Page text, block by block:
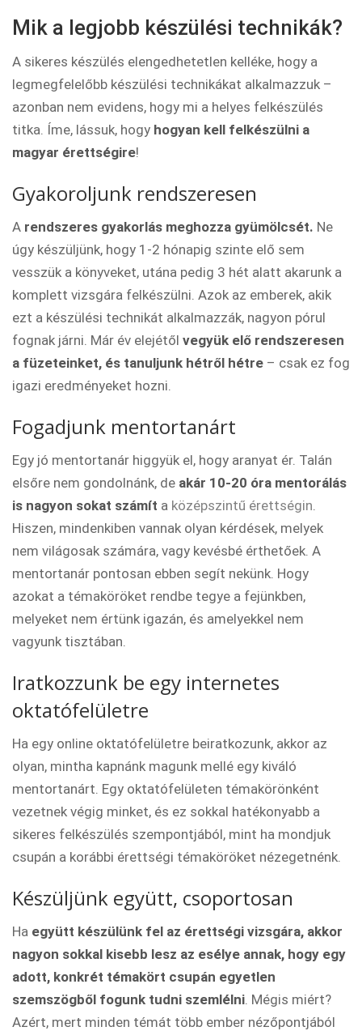
Mik a legjobb készülési technikák?
A sikeres készülés elengedhetetlen kelléke, hogy a
legmegfelelőbb készülési technikákat alkalmazzuk –
azonban nem evidens, hogy mi a helyes felkészülés
titka. Íme, lássuk, hogy hogyan kell felkészülni a
magyar érettségire!
Gyakoroljunk rendszeresen
A rendszeres gyakorlás meghozza gyümölcsét. Ne
úgy készüljünk, hogy 1-2 hónapig szinte elő sem
vesszük a könyveket, utána pedig 3 hét alatt akarunk a
komplett vizsgára felkészülni. Azok az emberek, akik
ezt a készülési technikát alkalmazzák, nagyon pórul
fognak járni. Már év elejétől vegyük elő rendszeresen
a füzeteinket, és tanuljunk hétről hétre – csak ez fog
igazi eredményeket hozni.
Fogadjunk mentortanárt
Egy jó mentortanár higgyük el, hogy aranyat ér. Talán
elsőre nem gondolnánk, de akár 10-20 óra mentorálás
is nagyon sokat számít a középszintű érettségin.
Hiszen, mindenkiben vannak olyan kérdések, melyek
nem világosak számára, vagy kevésbé érthetőek. A
mentortanár pontosan ebben segít nekünk. Hogy
azokat a témaköröket rendbe tegye a fejünkben,
melyeket nem értünk igazán, és amelyekkel nem
vagyunk tisztában.
Iratkozzunk be egy internetes
oktatófelületre
Ha egy online oktatófelületre beiratkozunk, akkor az
olyan, mintha kapnánk magunk mellé egy kiváló
mentortanárt. Egy oktatófelületen témakörönként
vezetnek végig minket, és ez sokkal hatékonyabb a
sikeres felkészülés szempontjából, mint ha mondjuk
csupán a korábbi érettségi témaköröket nézegetnénk.
Készüljünk együtt, csoportosan
Ha együtt készülünk fel az érettségi vizsgára, akkor
nagyon sokkal kisebb lesz az esélye annak, hogy egy
adott, konkrét témakört csupán egyetlen
szemszögből fogunk tudni szemlélni. Mégis miért?
Azért, mert minden témát több ember nézőpontjából